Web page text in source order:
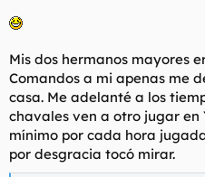
Mis dos hermanos mayores
Comandos a mi apenas me
casa. Me adelanté a los
chavales ven a otro jugar en
mínimo por cada hora
por desgracia tocó mirar.